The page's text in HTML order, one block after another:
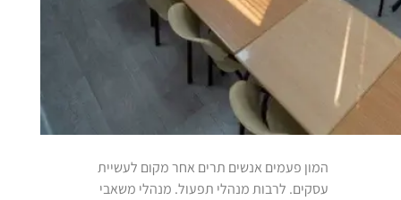
המון פעמים אנשים תרים אחר מקום לעשיית
עסקים. לרבות מנהלי תפעול. מנהלי משאבי